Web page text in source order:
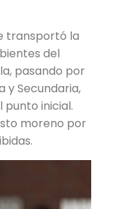
transportó la
del
pasando por
y Secundaria,
inicial.
moreno por